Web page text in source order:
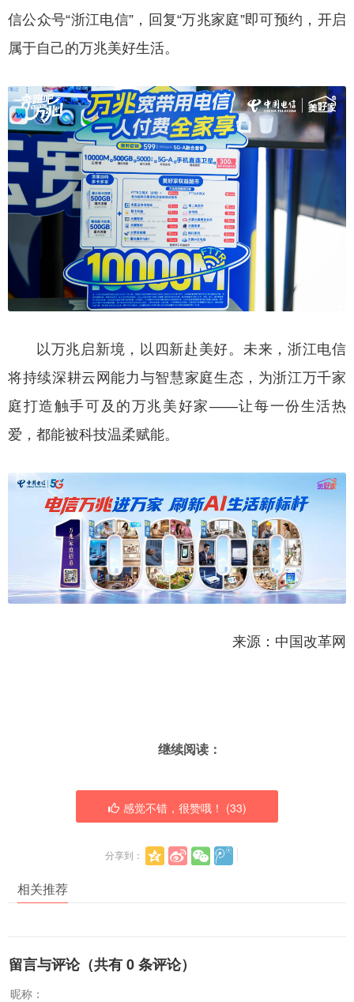
信公众号“浙江电信”，回复“万兆家庭”即可预约，开启
属于自己的万兆美好生活。
以万兆启新境，以四新赴美好。未来，浙江电信
将持续深耕云网能力与智慧家庭生态，为浙江万千家
庭打造触手可及的万兆美好家——让每一份生活热
爱，都能被科技温柔赋能。
来源：中国改革网
继续阅读：
感觉不错，很赞哦！ (33)
分享到：
相关推荐
留言与评论（共有0条评论）
昵称：